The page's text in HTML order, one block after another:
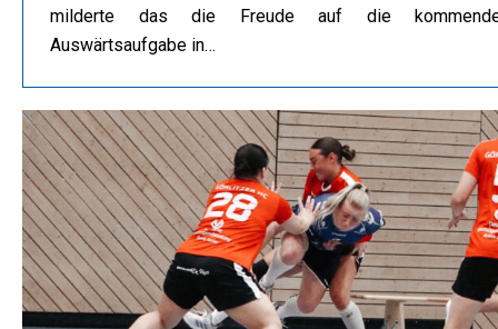
milderte das die Freude auf die
Auswärtsaufgabe in…